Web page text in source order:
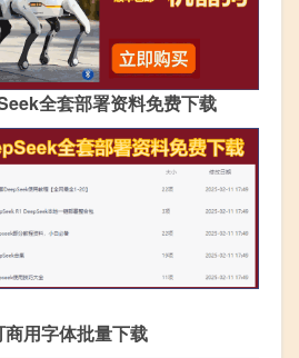
全套部署资料免费下载
商用字体批量下载